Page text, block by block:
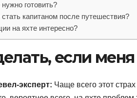
готовить?
капитаном после путешествия?
на яхте интересно?
если меня
эксперт: Чаще всего этот